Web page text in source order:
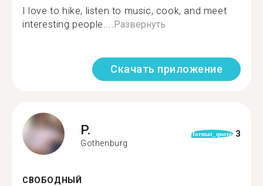
I love to hike, listen to music, cook, and meet
interesting people....Развернуть
Скачать приложение
P.
Gothenburg
format_quote 3
СВОБОДНЫЙ